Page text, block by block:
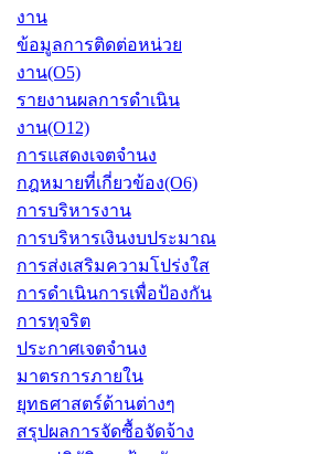
งาน
ข้อมูลการติดต่อหน่วย
งาน(O5)
รายงานผลการดำเนิน
งาน(O12)
การแสดงเจตจำนง
กฎหมายที่เกี่ยวข้อง(O6)
การบริหารงาน
การบริหารเงินงบประมาณ
การส่งเสริมความโปร่งใส
การดำเนินการเพื่อป้องกัน
การทุจริต
ประกาศเจตจำนง
มาตรการภายใน
ยุทธศาสตร์ด้านต่างๆ
สรุปผลการจัดซื้อจัดจ้าง